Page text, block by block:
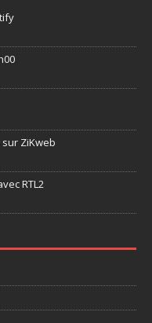
ZiKweb
RTL2